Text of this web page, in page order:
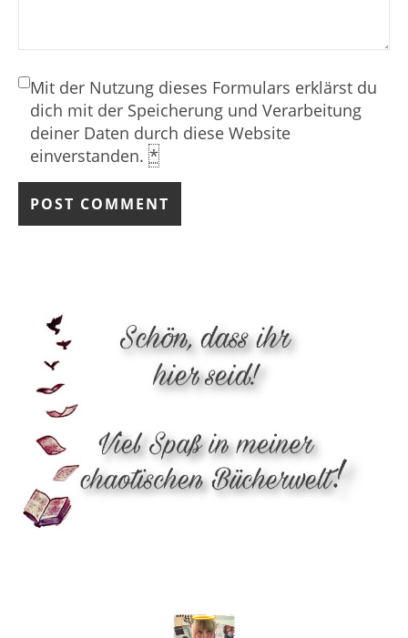
Mit der Nutzung dieses Formulars erklärst du
dich mit der Speicherung und Verarbeitung
deiner Daten durch diese Website
einverstanden. *